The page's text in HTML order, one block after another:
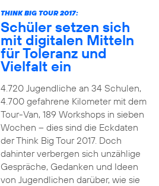
THINK BIG TOUR 2017:
Schüler setzen sich
mit digitalen Mitteln
für Toleranz und
Vielfalt ein
4.720 Jugendliche an 34 Schulen,
4.700 gefahrene Kilometer mit dem
Tour-Van, 189 Workshops in sieben
Wochen – dies sind die Eckdaten
der Think Big Tour 2017. Doch
dahinter verbergen sich unzählige
Gespräche, Gedanken und Ideen
von Jugendlichen darüber, wie sie